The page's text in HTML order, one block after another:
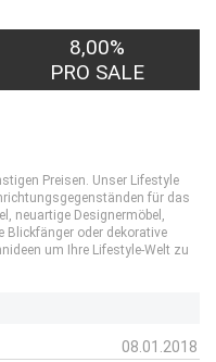
8,00%
PRO SALE
Preisen. Unser Lifestyle
für das
neuartige Designermöbel,
Blickfänger oder dekorative
um Ihre Lifestyle-Welt zu
08.01.2018